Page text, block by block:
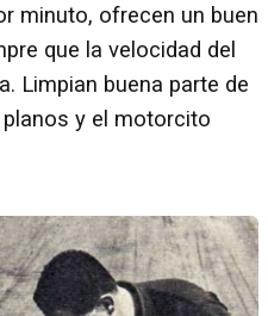
minuto, ofrecen un buen
que la velocidad del
Limpian buena parte de
y el motorcito